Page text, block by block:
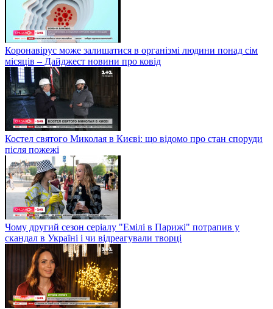
Коронавірус може залишатися в організмі людини понад сім
місяців – Дайджест новини про ковід
Костел святого Миколая в Києві: що відомо про стан споруди
після пожежі
Чому другий сезон серіалу "Емілі в Парижі" потрапив у
скандал в Україні і чи відреагували творці